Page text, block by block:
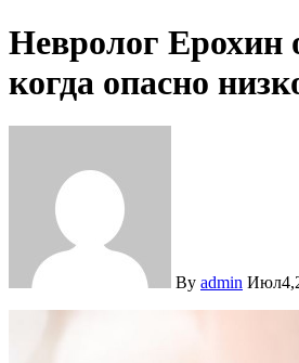
Невролог Ерохин
когда опасно
By admin